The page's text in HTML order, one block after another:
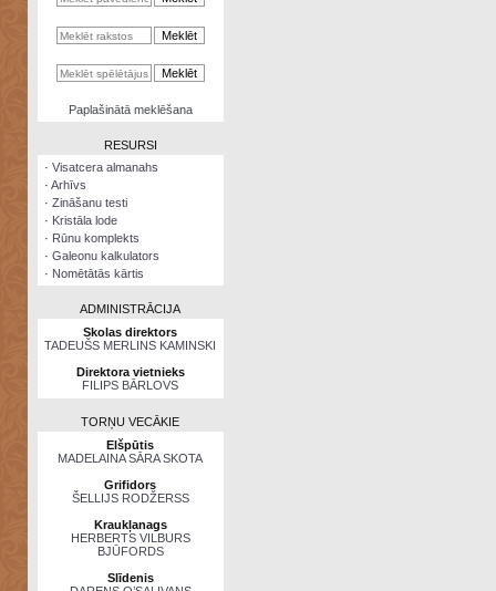
kalkulators
NomētātāsPaplašinātā meklēšana
RESURSI
· Visatcera almanahs
· Arhīvs
· Zināšanu testi
· Kristāla lode
· Rūnu komplekts
· Galeonu kalkulators
· Nomētātās kārtis
ADMINISTRĀCIJA
Skolas direktors
TADEUŠS MERLINS KAMINSKI
Direktora vietnieks
FILIPS BĀRLOVS
TORŅU VECĀKIE
Elšpūtis
MADELAINA SĀRA SKOTA
Grifidors
ŠELLIJS RODŽERSS
Kraukļanags
HERBERTS VILBURS
BJŪFORDS
Slīdenis